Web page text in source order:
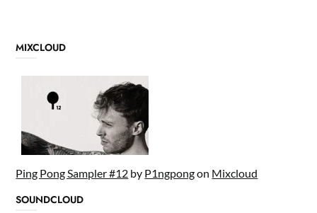
MIXCLOUD
Ping Pong Sampler #12 by P1ngpongon Mixcloud
SOUNDCLOUD